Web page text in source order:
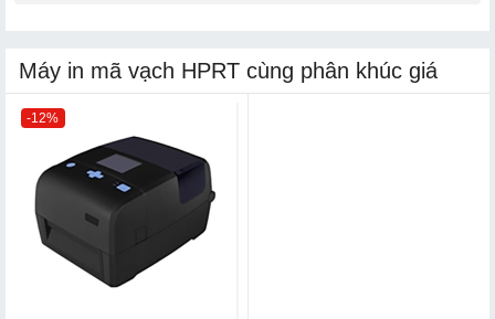
Máy in mã vạch HPRT cùng phân khúc giá
-12%